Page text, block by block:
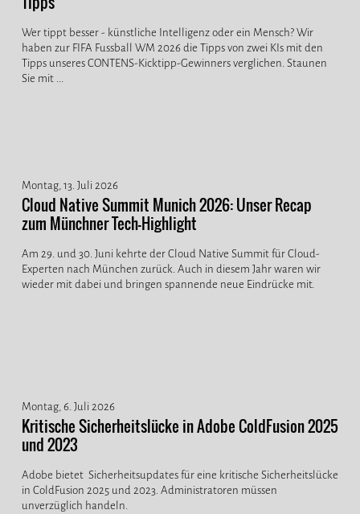
Wer tippt besser - künstliche Intelligenz oder ein Mensch? Wir
haben zur FIFA Fussball WM 2026 die Tipps von zwei KIs mit den
Tipps unseres CONTENS-Kicktipp-Gewinners verglichen. Staunen
Sie mit ...
Montag, 13. Juli 2026
Cloud Native Summit Munich 2026: Unser Recap
zum Münchner Tech-Highlight
Am 29. und 30. Juni kehrte der Cloud Native Summit für Cloud-
Experten nach München zurück. Auch in diesem Jahr waren wir
wieder mit dabei und bringen spannende neue Eindrücke mit.
Montag, 6. Juli 2026
Kritische Sicherheitslücke in Adobe ColdFusion 2025
und 2023
Adobe bietet Sicherheitsupdates für eine kritische Sicherheitslücke
in ColdFusion 2025 und 2023. Administratoren müssen
unverzüglich handeln.